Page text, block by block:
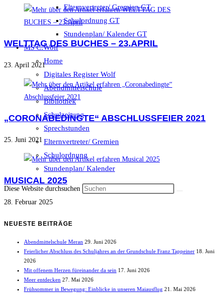
Elternvertreter/ Gremien GT
Schulordnung GT
Stundenplan/ Kalender GT
MS C.Wolf
Home
Digitales Register Wolf
Abendmittelschule
Bibliothek
Schulzeitung
Sprechstunden
Elternvertreter/ Gremien
Schulordnung
Stundenplan/ Kalender
Diese Website durchsuchen
WELTTAG DES BUCHES – 23.APRIL
23. April 2021
„CORONABEDINGTE“ ABSCHLUSSFEIER 2021
25. Juni 2021
MUSICAL 2025
28. Februar 2025
NEUESTE BEITRÄGE
Abendmittelschule Meran 29. Juni 2026
Feierlicher Abschluss des Schuljahres an der Grundschule Franz Tappeiner 18. Juni
2026
Mit offenem Herzen füreinander da sein 17. Juni 2026
Meer entdecken 27. Mai 2026
Frühsommer in Bewegung: Einblicke in unseren Maiausflug 21. Mai 2026